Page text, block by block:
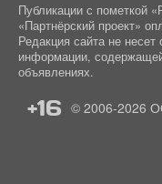
Публикации с пометкой
«Партнёрский проект»
Редакция сайта не несет
информации,
объявлениях.
+16 © 2006-2026